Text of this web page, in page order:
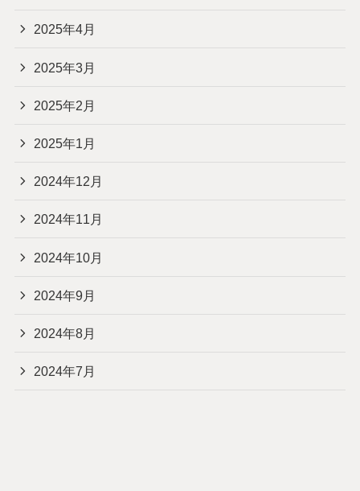
2025年4月
2025年3月
2025年2月
2025年1月
2024年12月
2024年11月
2024年10月
2024年9月
2024年8月
2024年7月